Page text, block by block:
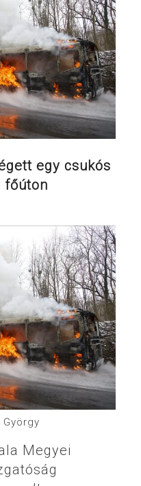
egy csukós
főúton
Megyei